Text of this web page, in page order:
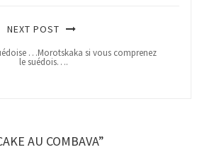
NEXT POST
…Morotskaka si vous comprenez
le suédois….
AU COMBAVA”